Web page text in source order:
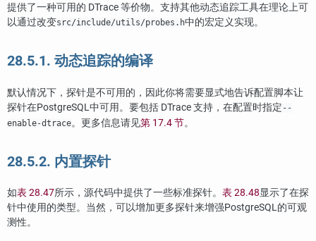
提供了一种可用的 DTrace 等价物。支持其他动态追踪工具在理论上可
以通过改变src/include/utils/probes.h中的宏定义实现。
28.5.1. 动态追踪的编译
默认情况下，探针是不可用的，因此你将需要显式地告诉配置脚本让
探针在PostgreSQL中可用。要包括 DTrace 支持，在配置时指定 --
enable-dtrace。更多信息请见第 17.4 节。
28.5.2. 内置探针
如表 28.47所示，源代码中提供了一些标准探针。 表 28.48显示了在探
针中使用的类型。当然，可以增加更多探针来增强PostgreSQL的可观
测性。